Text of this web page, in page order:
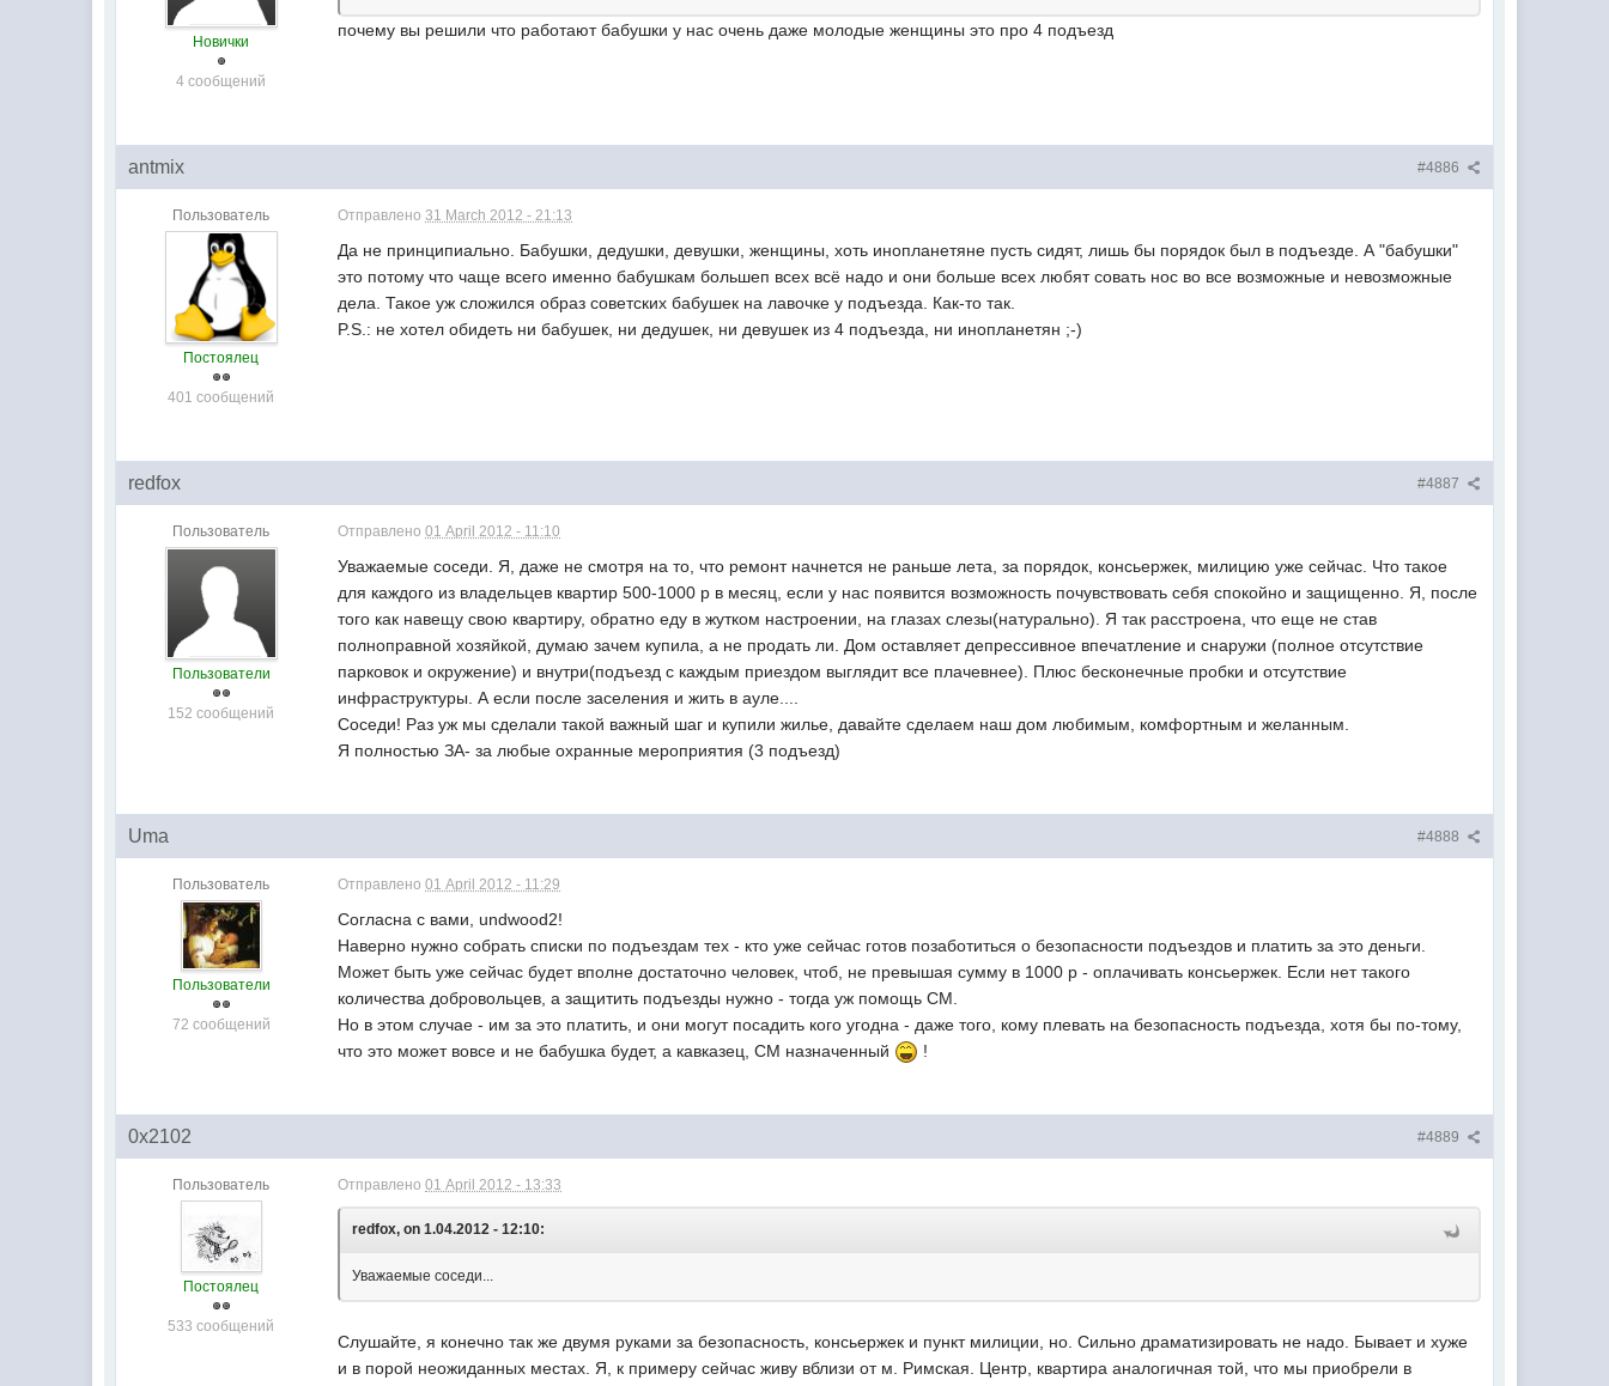
Новички
4 сообщений
почему вы решили что работают бабушки у нас очень даже молодые женщины это про 4 подъезд
#4886
antmix
Пользователь
Постоялец
401 сообщений
Отправлено31 March 2012 - 21:13
Да не принципиально. Бабушки, дедушки, девушки, женщины, хоть инопланетяне пусть сидят, лишь бы порядок был в подъезде. А "бабушки"
это потому что чаще всего именно бабушкам большеп всех всё надо и они больше всех любят совать нос во все возможные и невозможные
дела. Такое уж сложился образ советских бабушек на лавочке у подъезда. Как-то так.
P.S.: не хотел обидеть ни бабушек, ни дедушек, ни девушек из 4 подъезда, ни инопланетян ;-)
#4887
redfox
Пользователь
Пользователи
152 сообщений
Отправлено01 April 2012 - 11:10
Уважаемые соседи. Я, даже не смотря на то, что ремонт начнется не раньше лета, за порядок, консьержек, милицию уже сейчас. Что такое
для каждого из владельцев квартир 500-1000 р в месяц, если у нас появится возможность почувствовать себя спокойно и защищенно. Я, после
того как навещу свою квартиру, обратно еду в жутком настроении, на глазах слезы(натурально). Я так расстроена, что еще не став
полноправной хозяйкой, думаю зачем купила, а не продать ли. Дом оставляет депрессивное впечатление и снаружи (полное отсутствие
парковок и окружение) и внутри(подъезд с каждым приездом выглядит все плачевнее). Плюс бесконечные пробки и отсутствие
инфраструктуры. А если после заселения и жить в ауле....
Соседи! Раз уж мы сделали такой важный шаг и купили жилье, давайте сдeлаем наш дом любимым, комфортным и желанным.
Я полностью ЗА- за любые охранные мероприятия (3 подъезд)
#4888
Uma
Пользователь
Пользователи
72 сообщений
Отправлено01 April 2012 - 11:29
Согласна с вами, undwood2!
Наверно нужно собрать списки по подъездам тех - кто уже сейчас готов позаботиться о безопасности подъездов и платить за это деньги.
Может быть уже сейчас будет вполне достаточно человек, чтоб, не превышая сумму в 1000 р - оплачивать консьержек. Если нет такого
количества добровольцев, а защитить подъезды нужно - тогда уж помощь СМ.
Но в этом случае - им за это платить, и они могут посадить кого угодна - даже того, кому плевать на безопасность подъезда, хотя бы по-тому,
что это может вовсе и не бабушка будет, а кавказец, СМ назначенный
!
#4889
0x2102
Пользователь
Постоялец
533 сообщений
Отправлено01 April 2012 - 13:33
redfox, on 1.04.2012 - 12:10:
Уважаемые соседи...
Слушайте, я конечно так же двумя руками за безопасность, консьержек и пункт милиции, но. Сильно драматизировать не надо. Бывает и хуже
и в порой неожиданных местах. Я, к примеру сейчас живу вблизи от м. Римская. Центр, квартира аналогичная той, что мы приобрели в